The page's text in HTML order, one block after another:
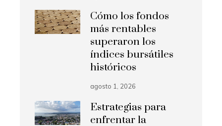
Cómo los fondos
más rentables
superaron los
índices bursátiles
históricos
agosto 1, 2026
Estrategias para
enfrentar la